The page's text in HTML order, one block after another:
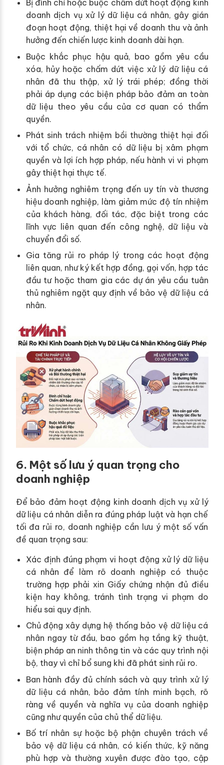
Bị đình chỉ hoặc buộc chấm dứt hoạt động kinh
doanh dịch vụ xử lý dữ liệu cá nhân, gây gián
đoạn hoạt động, thiệt hại về doanh thu và ảnh
hưởng đến chiến lược kinh doanh dài hạn.
Buộc khắc phục hậu quả, bao gồm yêu cầu
xóa, hủy hoặc chấm dứt việc xử lý dữ liệu cá
nhân đã thu thập, xử lý trái phép; đồng thời
phải áp dụng các biện pháp bảo đảm an toàn
dữ liệu theo yêu cầu của cơ quan có thẩm
quyền.
Phát sinh trách nhiệm bồi thường thiệt hại đối
với tổ chức, cá nhân có dữ liệu bị xâm phạm
quyền và lợi ích hợp pháp, nếu hành vi vi phạm
gây thiệt hại thực tế.
Ảnh hưởng nghiêm trọng đến uy tín và thương
hiệu doanh nghiệp, làm giảm mức độ tín nhiệm
của khách hàng, đối tác, đặc biệt trong các
lĩnh vực liên quan đến công nghệ, dữ liệu và
chuyển đổi số.
Gia tăng rủi ro pháp lý trong các hoạt động
liên quan, như ký kết hợp đồng, gọi vốn, hợp tác
đầu tư hoặc tham gia các dự án yêu cầu tuân
thủ nghiêm ngặt quy định về bảo vệ dữ liệu cá
nhân.
6. Một số lưu ý quan trọng cho
doanh nghiệp
Để bảo đảm hoạt động kinh doanh dịch vụ xử lý
dữ liệu cá nhân diễn ra đúng pháp luật và hạn chế
tối đa rủi ro, doanh nghiệp cần lưu ý một số vấn
đề quan trọng sau:
Xác định đúng phạm vi hoạt động xử lý dữ liệu
cá nhân để làm rõ doanh nghiệp có thuộc
trường hợp phải xin Giấy chứng nhận đủ điều
kiện hay không, tránh tình trạng vi phạm do
hiểu sai quy định.
Chủ động xây dựng hệ thống bảo vệ dữ liệu cá
nhân ngay từ đầu, bao gồm hạ tầng kỹ thuật,
biện pháp an ninh thông tin và các quy trình nội
bộ, thay vì chỉ bổ sung khi đã phát sinh rủi ro.
Ban hành đầy đủ chính sách và quy trình xử lý
dữ liệu cá nhân, bảo đảm tính minh bạch, rõ
ràng về quyền và nghĩa vụ của doanh nghiệp
cũng như quyền của chủ thể dữ liệu.
Bố trí nhân sự hoặc bộ phận chuyên trách về
bảo vệ dữ liệu cá nhân, có kiến thức, kỹ năng
phù hợp và thường xuyên được đào tạo, cập